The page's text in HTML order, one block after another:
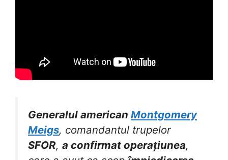
Generalul american Montgomery
Meigs, comandantul trupelor
SFOR, a confirmat operațiunea,